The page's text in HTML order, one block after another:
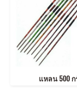
แหลน 500